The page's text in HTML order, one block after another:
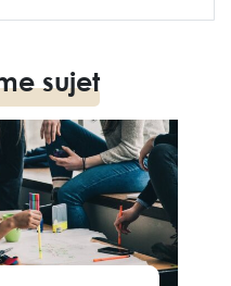
sujet